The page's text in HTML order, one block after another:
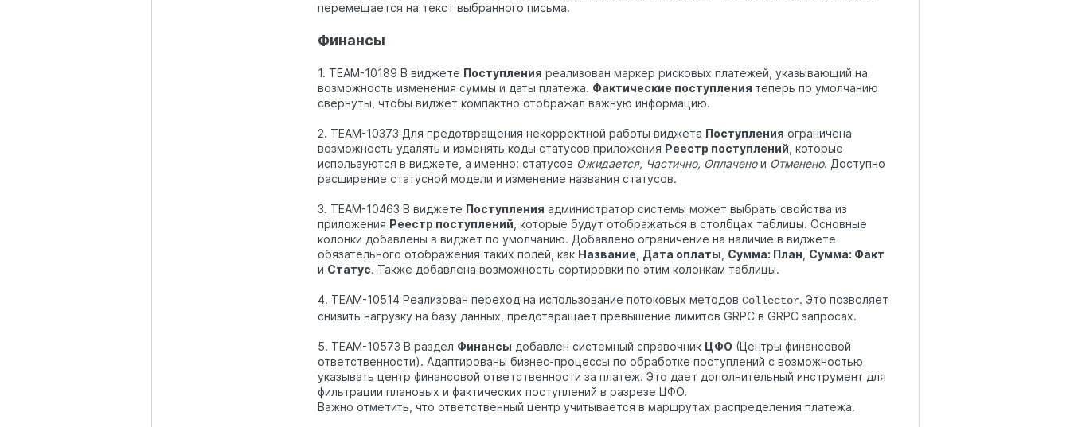
перемещается на текст выбранного письма.
Финансы
1. TEAM-10189 В виджете Поступления реализован маркер рисковых платежей, указывающий на
возможность изменения суммы и даты платежа. Фактические поступления теперь по умолчанию
свернуты, чтобы виджет компактно отображал важную информацию.
2. TEAM-10373 Для предотвращения некорректной работы виджета Поступления ограничена
возможность удалять и изменять коды статусов приложения Реестр поступлений , которые
используются в виджете, а именно: статусов Ожидается, Частично, Оплаченои Отменено. Доступно
расширение статусной модели и изменение названия статусов.
3. TEAM-10463 В виджете Поступления администратор системы может выбрать свойства из
приложения Реестр поступлений , которые будут отображаться в столбцах таблицы. Основные
колонки добавлены в виджет по умолчанию. Добавлено ограничение на наличие в виджете
обязательного отображения таких полей, как Название Дата оплаты Сумма: План Сумма: Факт
и Статус. Также добавлена возможность сортировки по этим колонкам таблицы.
4. TEAM-10514 Реализован переход на использование потоковых методов Collector. Это позволяет
снизить нагрузку на базу данных, предотвращает превышение лимитов GRPC в GRPC запросах.
5. TEAM-10573 В раздел Финансы добавлен системный справочник ЦФО(Центры финансовой
ответственности). Адаптированы бизнес-процессы по обработке поступлений с возможностью
указывать центр финансовой ответственности за платеж. Это дает дополнительный инструмент для
фильтрации плановых и фактических поступлений в разрезе ЦФО.
Важно отметить, что ответственный центр учитывается в маршрутах распределения платежа.